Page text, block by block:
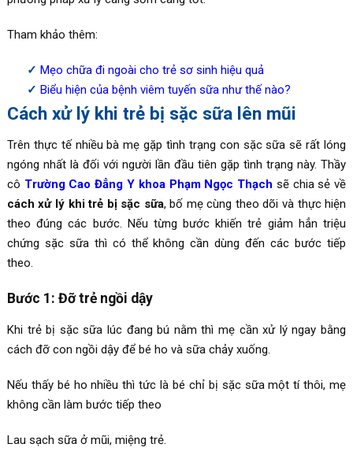
Tham khảo thêm:
Mẹo chữa đi ngoài cho trẻ sơ sinh hiệu quả
Biểu hiện của bệnh viêm tuyến sữa như thế nào?
Cách xử lý khi trẻ bị sặc sữa lên mũi
Trên thực tế nhiều bà mẹ gặp tình trạng con sặc sữa sẽ rất lóng
ngóng nhất là đối với người lần đầu tiên gặp tình trạng này. Thầy
cô Trường Cao Đẳng Y khoa Phạm Ngọc Thạch sẽ chia sẻ về
cách xử lý khi trẻ bị sặc sữa, bố mẹ cùng theo dõi và thực hiện
theo đúng các bước. Nếu từng bước khiến trẻ giảm hẳn triệu
chứng sặc sữa thì có thể không cần dùng đến các bước tiếp
theo.
Bước 1: Đỡ trẻ ngồi dậy
Khi trẻ bị sặc sữa lúc đang bú nằm thì mẹ cần xử lý ngay bằng
cách đỡ con ngồi dậy để bé ho và sữa chảy xuống.
Nếu thấy bé ho nhiều thì tức là bé chỉ bị sặc sữa một tí thôi, mẹ
không cần làm bước tiếp theo
Lau sạch sữa ở mũi, miệng trẻ.